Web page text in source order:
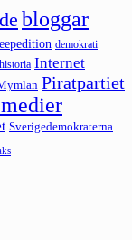
bloggar
demokrati
historia Internet
Piratpartiet
Sverigedemokraterna